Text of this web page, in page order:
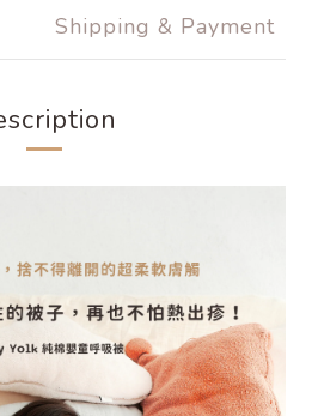
Shipping & Payment